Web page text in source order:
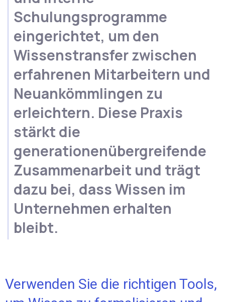
Schulungsprogramme
eingerichtet, um den
Wissenstransfer zwischen
erfahrenen Mitarbeitern und
Neuankömmlingen zu
erleichtern. Diese Praxis
stärkt die
generationenübergreifende
Zusammenarbeit und trägt
dazu bei, dass Wissen im
Unternehmen erhalten
bleibt.
Verwenden Sie die richtigen Tools,